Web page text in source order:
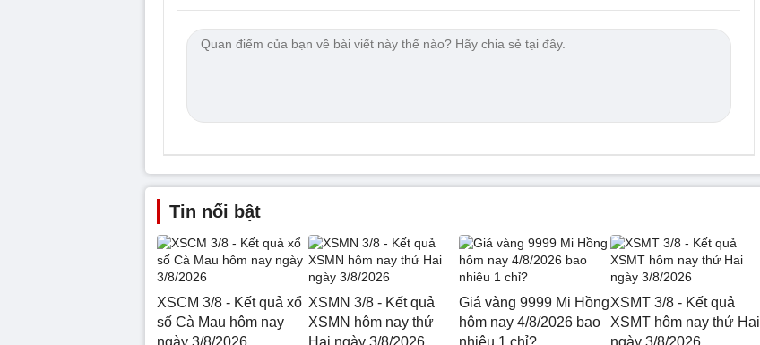
Tin nổi bật
XSCM 3/8 - Kết quả xổ
số Cà Mau hôm nay
XSMN 3/8 - Kết quả
XSMN hôm nay thứ
Giá vàng 9999 Mi Hồng
hôm nay 4/8/2026 bao
XSMT 3/8 - Kết quả
XSMT hôm nay thứ Hai